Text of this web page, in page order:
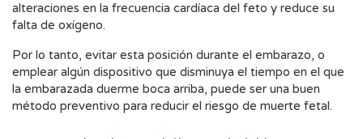
alteraciones en la frecuencia cardíaca del feto y reduce su
falta de oxígeno.
Por lo tanto, evitar esta posición durante el embarazo, o
emplear algún dispositivo que disminuya el tiempo en el que
la embarazada duerme boca arriba, puede ser una buen
método preventivo para reducir el riesgo de muerte fetal.